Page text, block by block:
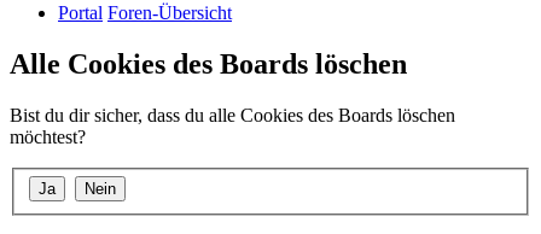
Portal Foren-Übersicht
Alle Cookies des Boards löschen
Bist du dir sicher, dass du alle Cookies des Boards löschen
möchtest?